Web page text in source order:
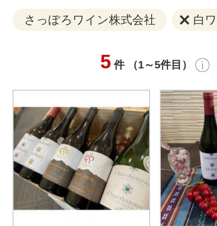
さっぽろワイン株式会社 白
5 件 （1～5件目）